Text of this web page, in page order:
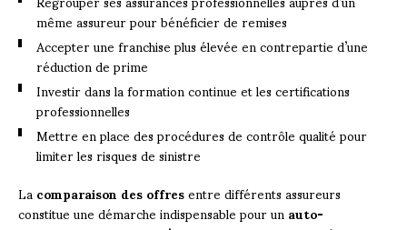
même assureur pour bénéficier de remises
Accepter une franchise plus élevée en contrepartie d’une
réduction de prime
Investir dans la formation continue et les certifications
professionnelles
Mettre en place des procédures de contrôle qualité pour
limiter les risques de sinistre
Lacomparaison des offresentre différents assureurs
constitue une démarche indispensable pour unauto-